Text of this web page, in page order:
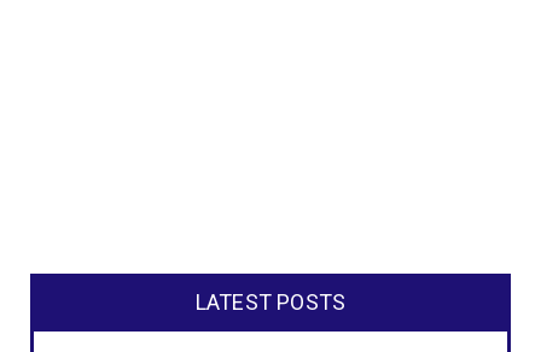
LATEST POSTS